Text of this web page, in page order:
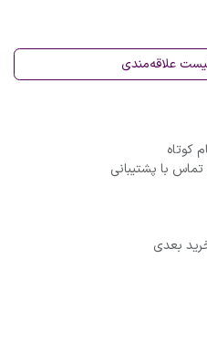
علاقه‌مندی
کوتاه
با پشتیبانی
بعدی